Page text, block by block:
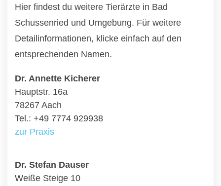
Hier findest du weitere Tierärzte in Bad
Schussenried und Umgebung. Für weitere
Detailinformationen, klicke einfach auf den
entsprechenden Namen.
Dr. Annette Kicherer
Hauptstr. 16a
78267 Aach
Tel.: +49 7774 929938
zur Praxis
Dr. Stefan Dauser
Weiße Steige 10